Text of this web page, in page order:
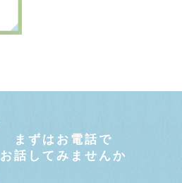
まずはお電話で
お話してみませんか